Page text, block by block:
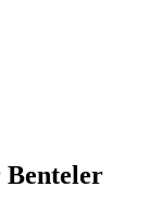
Benteler